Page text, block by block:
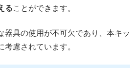
ることができます。
器具の使用が不可欠であり、本キッ
考慮されています。